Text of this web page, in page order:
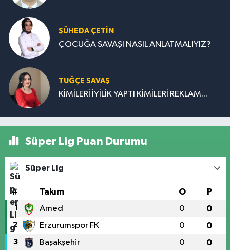
ŞÜHEDA ÇETİN
ÇOCUĞA SAVAŞI NASIL ANLATMALIYIZ?
TUĞÇE SAVAŞ
KİMİLERİ İYİLİK YAPTI KİMİLERİ REKLAM...
Süper Lig Puan Durumu
Süper Lig
# Takım O P
1 Amed 0 0
2 Erzurumspor FK 0 0
3 Başakşehir 0 0